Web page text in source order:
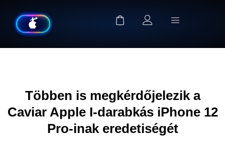
Többen is megkérdőjelezik a
Caviar Apple I-darabkás iPhone 12
Pro-inak eredetiségét